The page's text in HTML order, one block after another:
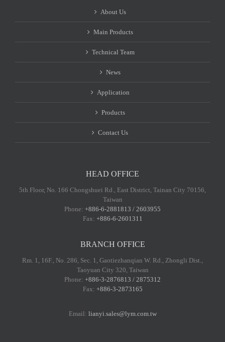
About Us
Main Products
Technical Team
News
Application
Products
Contact Us
HEAD OFFICE
5th Floor, No. 166 Chongshuei Rd., East District, Tainan City 70156,
Taiwan
Phone: +886-6-2881813 / 2603955
Fax: +886-6-2601311
BRANCH OFFICE
Rm. 1, 16F., No. 286, Sec. 1, Gaotiezhanqian W. Rd., Zhongli Dist.,
Taoyuan City 320, Taiwan
Phone: +886-3-2876813 / 2875312
Fax: +886-3-2873165
Email: lianyi.sales@lym.com.tw